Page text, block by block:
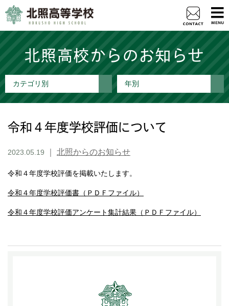
北照高校からのお知らせ
カテゴリ別 年別
令和４年度学校評価について
2023.05.19 北照からのお知らせ
令和４年度学校評価を掲載いたします。
令和４年度学校評価書（ＰＤＦファイル）
令和４年度学校評価アンケート集計結果（ＰＤＦファイル）